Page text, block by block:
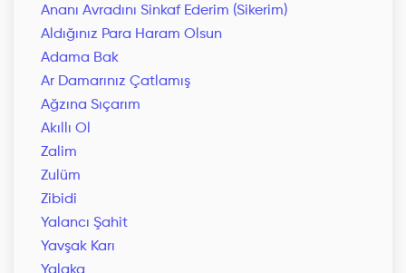
Ananı Avradını Sinkaf Ederim (Sikerim)
Aldığınız Para Haram Olsun
Adama Bak
Ar Damarınız Çatlamış
Ağzına Sıçarım
Akıllı Ol
Zalim
Zulüm
Zibidi
Yalancı Şahit
Yavşak Karı